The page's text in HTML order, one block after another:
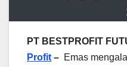
PT BESTPROFIT
Profit – Emas